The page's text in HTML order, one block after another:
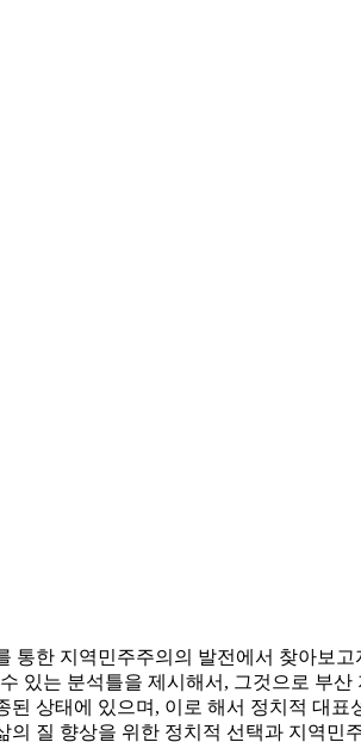
한 지역민주주의의 발전에서 찾아보
있는 분석틀을 제시해서, 그것으로 부산
상태에 있으며, 이로 해서 정치적 대표
질 향상을 위한 정치적 선택과 지역민